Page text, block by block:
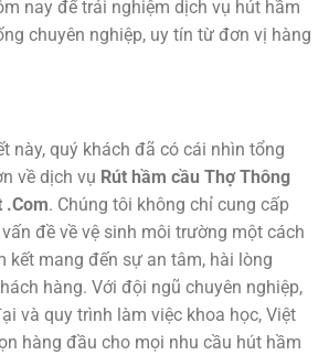
nay để trải nghiệm dịch vụ hút hầm
chuyên nghiệp, uy tín từ đơn vị hàng
này, quý khách đã có cái nhìn tổng
về dịch vụ Rút hầm cầu Thợ Thông
.Com. Chúng tôi không chỉ cung cấp
đề về vệ sinh môi trường một cách
kết mang đến sự an tâm, hài lòng
hàng. Với đội ngũ chuyên nghiệp,
và quy trình làm việc khoa học, Việt
hàng đầu cho mọi nhu cầu hút hầm